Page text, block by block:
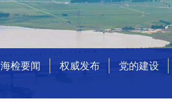
海检要闻 权威发布 党的建设